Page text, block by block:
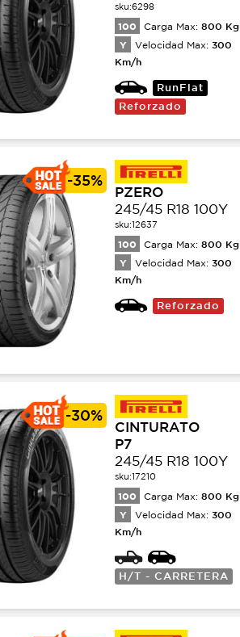
sku:6298
100 Carga Max: 800 Kg
Y Velocidad Max: 300
Km/h
RunFlat
Reforzado
-35%
PZERO
245/45 R18 100Y
sku:12637
100 Carga Max: 800 Kg
Y Velocidad Max: 300
Km/h
Reforzado
-30%
CINTURATO
P7
245/45 R18 100Y
sku:17210
100 Carga Max: 800 Kg
Y Velocidad Max: 300
Km/h
H/T - CARRETERA